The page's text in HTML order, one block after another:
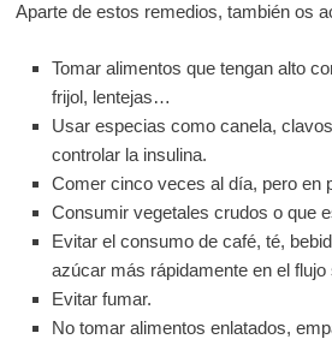
Aparte de estos remedios, también os
Tomar alimentos que tengan alto
frijol, lentejas…
Usar especias como canela,
controlar la insulina.
Comer cinco veces al día, pero en
Consumir vegetales crudos o que
Evitar el consumo de café, té,
azúcar más rápidamente en el
Evitar fumar.
No tomar alimentos enlatados,